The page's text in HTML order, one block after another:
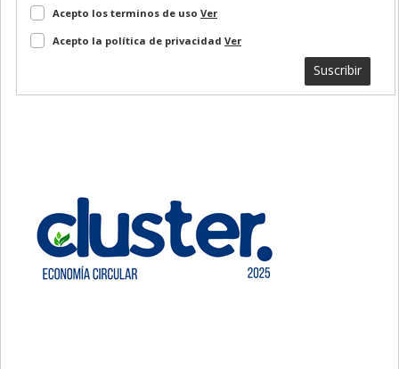
Acepto los terminos de uso Ver
Acepto la política de privacidad Ver
Suscribir